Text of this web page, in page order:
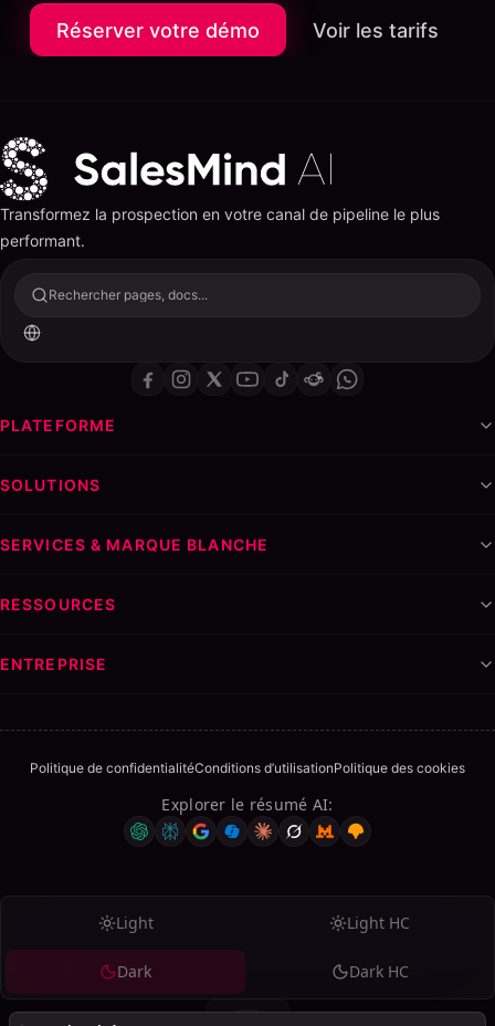
Réserver votre démo Voir les tarifs
Transformez la prospection en votre canal de pipeline le plus
performant.
Rechercher pages, docs...
PLATEFORME
SOLUTIONS
SERVICES & MARQUE BLANCHE
RESSOURCES
ENTREPRISE
Politique de confidentialitéConditions d’utilisationPolitique des cookies
Explorer le résumé AI:
Light Light HC
Dark Dark HC